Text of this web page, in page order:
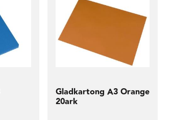
Gladkartong A3 Orange
20ark